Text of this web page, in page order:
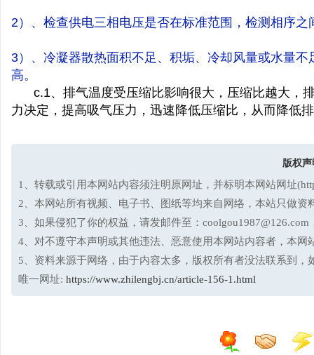
2 ）、检查供电三相电压是否在标准范围，检测相序之
3）、冷凝器散热面积不足、积垢、冷却风量或水量
高。
c.1、排气温度受压缩比影响很大，压缩比越大，
力决定，提高吸气压力，迅速降低压缩比，从而降低
版权声
1、转载或引用本网站内容须注明原网址，并标明本网站网址
2、本网站所有视频、电子书、图纸等均来自网络，本站只做
3、如果侵犯了你的权益，请发邮件至：
4、对不遵守本声明或其他违法、恶意使用本网站内容者，本网
5、资料来源于网络，由于内容太多，版权所有者没法联系到
唯一网址: https://www.zhilengbj.cn/article-156-1.html